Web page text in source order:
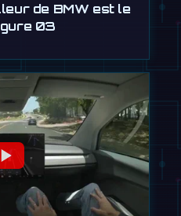
de BMW est le
03